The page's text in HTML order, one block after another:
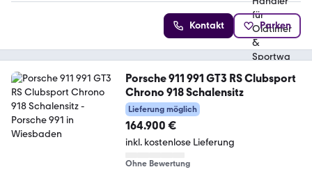
Kontakt Parken
Porsche 911 991 GT3 RS Clubsport
Chrono 918 Schalensitz
Lieferung möglich
164.900 €
inkl. kostenlose Lieferung
Ohne Bewertung